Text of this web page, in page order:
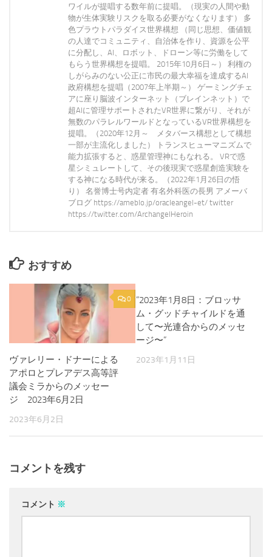
ワイルが提唱する数年前に提唱。（現実の人間や動
物が生体実験リスクを取る必要がなくなります） 多
色プラウトパラダイス世界構想 （同じ思想、価値観
の人達でコミュニティ、自治体を作り、資源を公平
に分配し、AI、ロボット、ドローン等に労働をして
もらう世界構想を提唱。 2015年10月6日～） 利権の
しがらみのない公正に市民の最大幸福を達成するAI
政府構想を提唱（2007年上半期～） ゲーミングチェ
アに座り脳波インターネット（ブレインネット）で
超AIに管理サポートされたVR世界に繋がり、それが
無数のパラレルワールドとなっているVR世界構想を
提唱。（2020年12月～ メタバース構想として構想
一部が主流化しました） トランスヒューマニズムで
能力拡張すると、惑星管理神にもなれる。 VRで惑
星シミュレートして、その後現実で惑星創造実験を
する神になる時代が来る。（2022年1月26日の悟
り） 名誉博士号内定者 有名外科医の長男 アメーバ
ブログ https://ameblo.jp/oracleangel-et/ twitter
https://twitter.com/ArchangelHeroin
おすすめ
0
ヴァレリー・ドナーによる
アポロとプレアデス高等評
議会ミラからのメッセー
ジ 2023年6月2日
2023年6月2日
”2023年1月8日：ブロッサ
ム・グッドチャイルドを通
して〜光連合からのメッセ
ージ〜”
2023年1月11日
コメントを残す
コメント ※